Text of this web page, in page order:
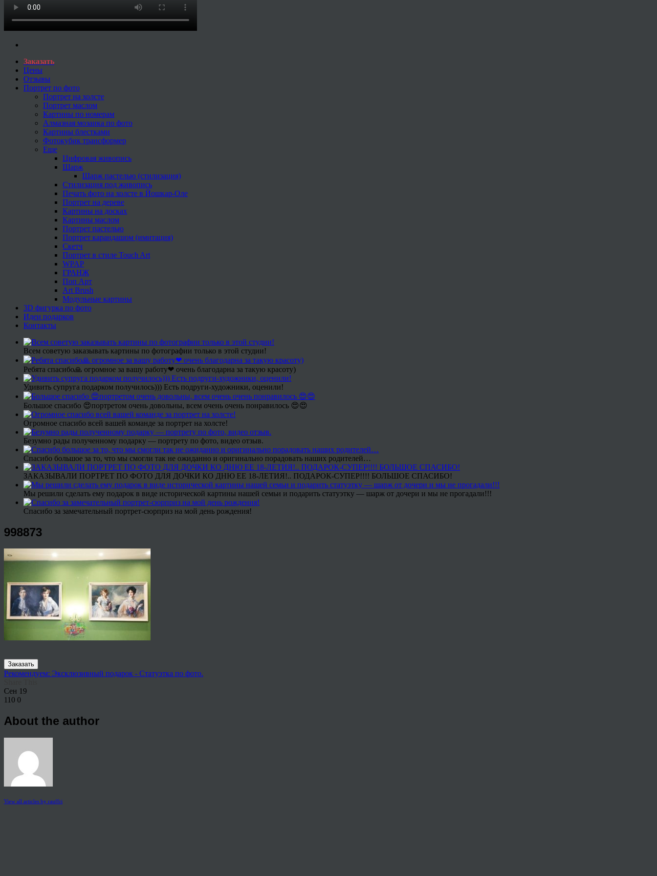
Заказать
Цены
Отзывы
Портрет по фото
Портрет на холсте
Портрет маслом
Картины по номерам
Алмазная мозаика по фото
Картины блестками
Фотокубик трансформер
Еще
Цифровая живопись
Шарж
Шарж пастелью (стилизация)
Стилизация под живопись
Печать фото на холсте в Йошкар-Оле
Портрет на дереве
Картины на досках
Картины маслом
Портрет пастелью
Портрет карандашом (имитация)
Скетч
Портрет в стиле Touch Art
WPAP
ГРАНЖ
Поп Арт
Art Brush
Модульные картины
3D фигурка по фото
Идеи подарков
Контакты
Всем советую заказывать картины по фотографии только в этой студии!
Ребята спасибо🙏 огромное за вашу работу❤ очень благодарна за такую красоту)
Удивить супруга подарком получилось))) Есть подруги-художники, оценили!
Большое спасибо 😍портретом очень довольны, всем очень очень понравилось 😍😍
Огромное спасибо всей вашей команде за портрет на холсте!
Безумно рады полученному подарку — портрету по фото, видео отзыв.
Спасибо большое за то, что мы смогли так не ожиданно и оригинально порадовать наших родителей…
ЗАКАЗЫВАЛИ ПОРТРЕТ ПО ФОТО ДЛЯ ДОЧКИ КО ДНЮ ЕЕ 18-ЛЕТИЯ!.. ПОДАРОК-СУПЕР!!!! БОЛЬШОЕ СПАСИБО!
Мы решили сделать ему подарок в виде исторической картины нашей семьи и подарить статуэтку — шарж от дочери и мы не прогадали!!!
Спасибо за замечательный портрет-сюрприз на мой день рождения!
998873
Заказать
Рекомендуем: Эксклюзивный подарок - Статуэтка по фото.
Сен 19
110 0
About the author
View all articles by rauffri